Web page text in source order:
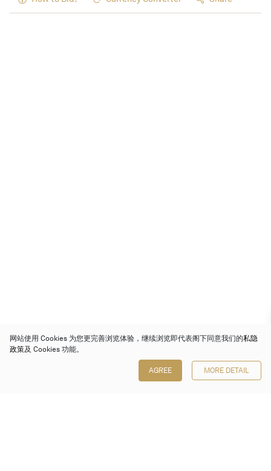
网站使用 Cookies 为您更完善浏览体验，继续浏览即代表阁下同意我们的私隐
政策及 Cookies 功能。
AGREE MORE DETAIL